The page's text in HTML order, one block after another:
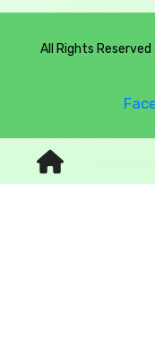
All Rights